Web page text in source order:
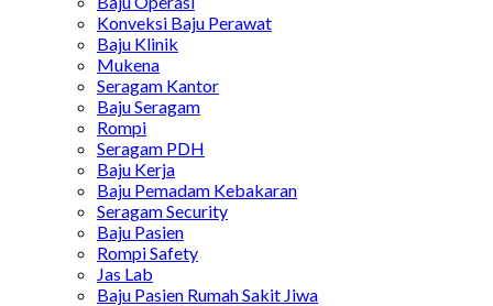
Konveksi Baju Perawat
Baju Klinik
Mukena
Seragam Kantor
Baju Seragam
Rompi
Seragam PDH
Baju Kerja
Baju Pemadam Kebakaran
Seragam Security
Baju Pasien
Rompi Safety
Jas Lab
Baju Pasien Rumah Sakit Jiwa